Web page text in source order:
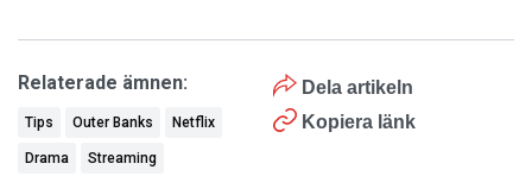
Dela artikeln
Kopiera länk
Relaterade ämnen:
Tips Outer Banks Netflix
Drama Streaming